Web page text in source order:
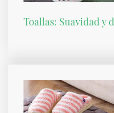
Toallas: Suavidad y